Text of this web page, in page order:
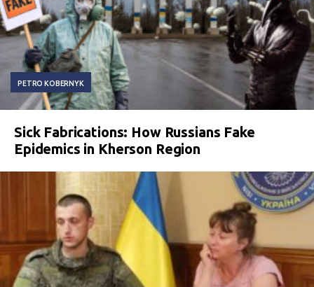
PETRO KOBERNYK
Sick Fabrications: How Russians Fake
Epidemics in Kherson Region